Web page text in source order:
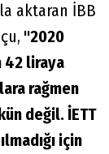
aktaran İBB
"2020
42 liraya
rağmen
değil. İETT
için